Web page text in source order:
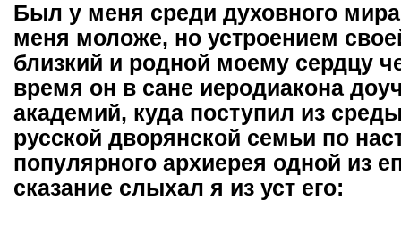
Был у меня среди духовного
меня моложе, но устроением
близкий и родной моему сердцу
время он в сане иеродиакона
академий, куда поступил из
русской дворянской семьи по
популярного архиерея одной из
сказание слыхал я из уст его: